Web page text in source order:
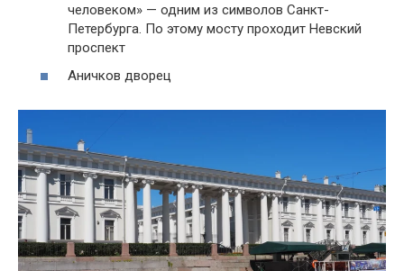
человеком» — одним из символов Санкт-
Петербурга. По этому мосту проходит Невский
проспект
Аничков дворец